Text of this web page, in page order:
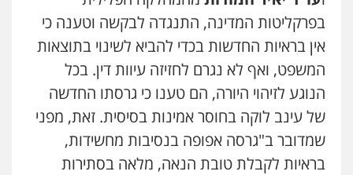
עו"ד שלומי שרון
צבאי מעצרים וחקירות
0547342002
עו"ד אלון קריטי
פלילי כלכלי אלימות סמים מעצרים
0525544654
בפרקליטות המדינה, התנגדה לבקשה וטענה כי
אין בראיות החדשות בכדי להביא לשינוי בתוצאות
המשפט, ואף לא נגרם לחזיזה עיוות דין. בכל
הנוגע לזיהוי היורה, הם טענו כי גרסתו החדשה
של עינב לוקה בחוסר אמינות בסיסית. זאת, מפני
שמדובר ב"גרסה אפופה בנסיבות מחשידות,
בראיות לקבלת טובת הנאה, מלאה בסתירות